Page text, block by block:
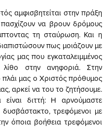
στην πράξη
να βρουν δρόμους
τη σταύρωση. Και η
πως μοιάζουν με
μας που εγκαταλειμμένος
στην ανηφοριά. Στην
μας ο Χριστός πρόθυμος
αρκεί να του το ζητήσουμε.
είναι διττή: Η αρνούμαστε
τρεφόμενοι με
όποια βοήθεια τρεφόμενοι